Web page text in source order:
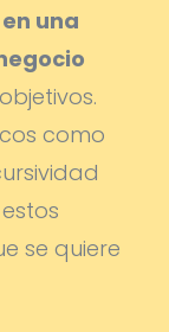
una
como
se quiere